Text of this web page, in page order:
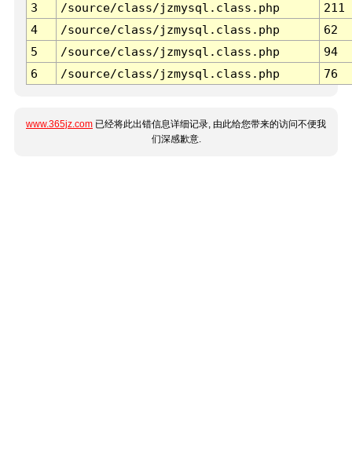
3 /source/class/jzmysql.class.php
211
4
/source/class/jzmysql.class.php
62
5
/source/class/jzmysql.class.php
94
6
/source/class/jzmysql.class.php 76
www.365jz.com 已经将此出错信息详细记录, 由此给您带来的访问不便我
们深感歉意.